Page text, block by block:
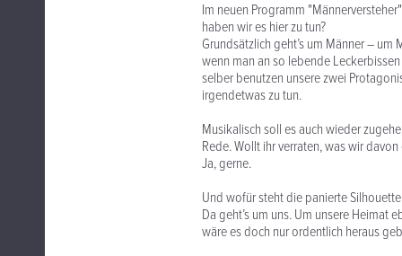
Im neuen Programm
haben wir es hier zu tun?
Grundsätzlich geht’s um Männer –
wenn man an so lebende
selber benutzen unsere zwei
irgendetwas zu tun.
Musikalisch soll es auch wieder
Rede. Wollt ihr verraten, was wir
Ja, gerne.
Und wofür steht die panierte
Da geht’s um uns. Um unsere Heimat
wäre es doch nur ordentlich heraus